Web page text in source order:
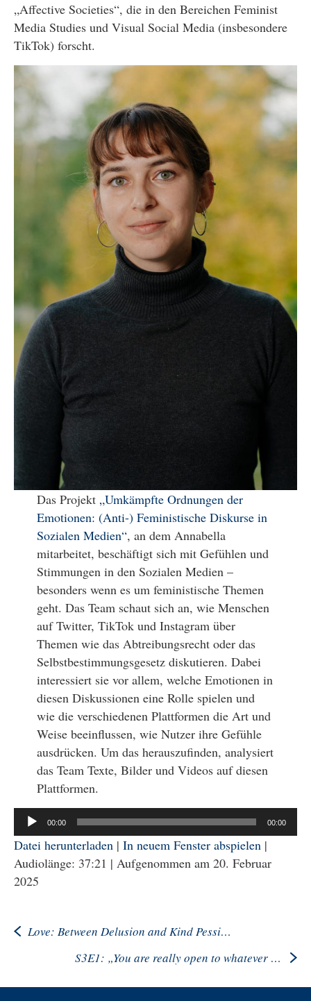
„Affective Societies“, die in den Bereichen Feminist
Media Studies und Visual Social Media (insbesondere
TikTok) forscht.
Das Projekt „Umkämpfte Ordnungen der
Emotionen: (Anti-) Feministische Diskurse in
Sozialen Medien“, an dem Annabella
mitarbeitet, beschäftigt sich mit Gefühlen und
Stimmungen in den Sozialen Medien –
besonders wenn es um feministische Themen
geht. Das Team schaut sich an, wie Menschen
auf Twitter, TikTok und Instagram über
Themen wie das Abtreibungsrecht oder das
Selbstbestimmungsgesetz diskutieren. Dabei
interessiert sie vor allem, welche Emotionen in
diesen Diskussionen eine Rolle spielen und
wie die verschiedenen Plattformen die Art und
Weise beeinflussen, wie Nutzer ihre Gefühle
ausdrücken. Um das herauszufinden, analysiert
das Team Texte, Bilder und Videos auf diesen
Plattformen.
Audio-
Player
00:00 00:00
Datei herunterladen | In neuem Fenster abspielen |
Audiolänge: 37:21 | Aufgenommen am 20. Februar
2025
Love: Between Delusion and Kind Pessimism
S3E1: „You are really open to whatever comes up“